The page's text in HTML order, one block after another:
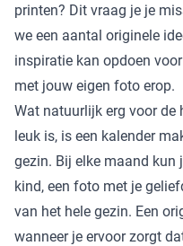
printen? Dit vraag je je
we een aantal originele
inspiratie kan opdoen
met jouw eigen foto erop.
Wat natuurlijk erg voor
leuk is, is een kalender
gezin. Bij elke maand kun
kind, een foto met je
van het hele gezin. Een
wanneer je ervoor zorgt